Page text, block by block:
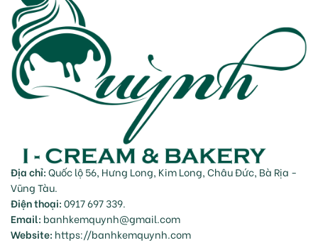
Địa chỉ:Quốc lộ 56, Hưng Long, Kim Long, Châu Đức, Bà Rịa -
Vũng Tàu.
Điện thoại:0917 697 339.
Email: banhkemquynh@gmail.com
Website: https://banhkemquynh.com